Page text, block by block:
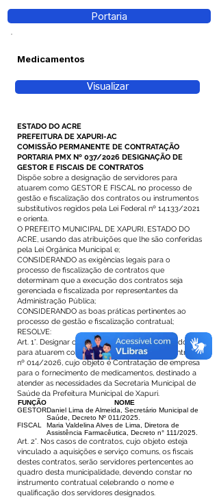
Portaria
Medicamentos
Visualizar
ESTADO DO ACRE
PREFEITURA DE XAPURI-AC
COMISSÃO PERMANENTE DE CONTRATAÇÃO
PORTARIA PMX Nº 037/2026 DESIGNAÇÃO DE
GESTOR E FISCAIS DE CONTRATOS
Dispõe sobre a designação de servidores para
atuarem como GESTOR E FISCAL no processo de
gestão e fiscalização dos contratos ou instrumentos
substitutivos regidos pela Lei Federal nº 14.133/2021
e orienta.
O PREFEITO MUNICIPAL DE XAPURI, ESTADO DO
ACRE, usando das atribuições que lhe são conferidas
pela Lei Orgânica Municipal e;
CONSIDERANDO as exigências legais para o
processo de fiscalização de contratos que
determinam que a execução dos contratos seja
gerenciada e fiscalizada por representantes da
Administração Pública;
CONSIDERANDO as boas práticas pertinentes ao
processo de gestão e fiscalização contratual;
RESOLVE:
Art. 1°. Designar os servidores, abaixo relacionados,
para atuarem como GESTOR e FISCAL do Contrato
nº 014/2026, cujo objeto é Contratação de empresa
para o fornecimento de medicamentos, destinado a
atender as necessidades da Secretaria Municipal de
Saúde da Prefeitura Municipal de Xapuri.
FUNÇÃO
NOME
GESTORDaniel Lima de Almeida, Secretário Municipal de
Saúde, Decreto Nº 011/2025.
FISCAL
Maria Valdelina Alves de Lima, Diretora de
Assistência Farmacêutica, Decreto n° 111/2025.
Art. 2°. Nos casos de contratos, cujo objeto esteja
vinculado a aquisições e serviço comuns, os fiscais
destes contratos, serão servidores pertencentes ao
quadro desta municipalidade, devendo constar no
instrumento contratual celebrando o nome e
qualificação dos servidores designados.